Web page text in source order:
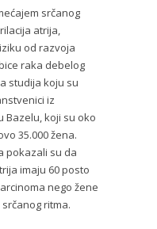
srčanog
atrija,
od razvoja
raka debelog
studija koju su
iz
Bazelu, koji su oko
35.000 žena.
pokazali su da
imaju 60 posto
nego žene
ritma.